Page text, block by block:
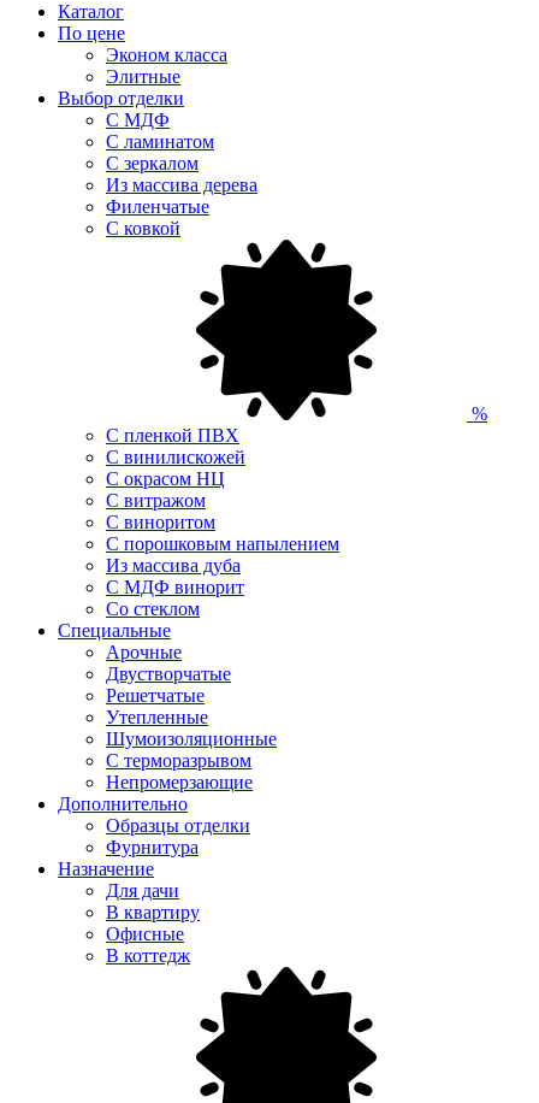
Каталог
По цене
Эконом класса
Элитные
Выбор отделки
С МДФ
С ламинатом
С зеркалом
Из массива дерева
Филенчатые
С ковкой
%
С пленкой ПВХ
С винилискожей
С окрасом НЦ
С витражом
С виноритом
С порошковым напылением
Из массива дуба
С МДФ винорит
Со стеклом
Специальные
Арочные
Двустворчатые
Решетчатые
Утепленные
Шумоизоляционные
С терморазрывом
Непромерзающие
Дополнительно
Образцы отделки
Фурнитура
Назначение
Для дачи
В квартиру
Офисные
В коттедж